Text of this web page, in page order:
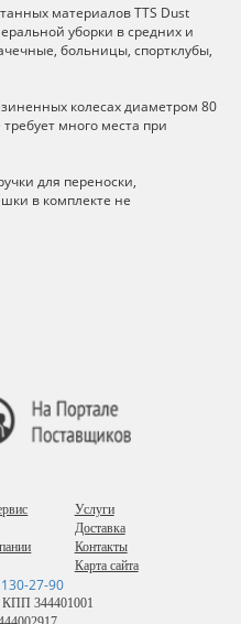
материалов TTS Dust
уборки в средних и
больницы, спортклубы,
колесах диаметром 80
много места при
для переноски,
в комплекте не
Услуги
Доставка
Контакты
Карта сайта
27-90
344401001